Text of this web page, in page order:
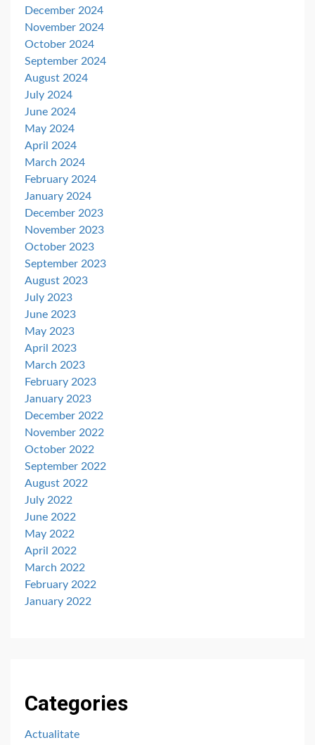
December 2024
November 2024
October 2024
September 2024
August 2024
July 2024
June 2024
May 2024
April 2024
March 2024
February 2024
January 2024
December 2023
November 2023
October 2023
September 2023
August 2023
July 2023
June 2023
May 2023
April 2023
March 2023
February 2023
January 2023
December 2022
November 2022
October 2022
September 2022
August 2022
July 2022
June 2022
May 2022
April 2022
March 2022
February 2022
January 2022
Categories
Actualitate